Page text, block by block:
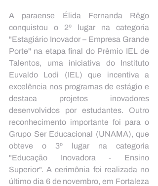
A paraense Élida Fernanda Rêgo
conquistou o 2º lugar na categoria
"Estagiário Inovador – Empresa Grande
Porte" na etapa final do Prêmio IEL de
Talentos, uma iniciativa do Instituto
Euvaldo Lodi (IEL) que incentiva a
excelência nos programas de estágio e
destaca projetos inovadores
desenvolvidos por estudantes. Outro
reconhecimento importante foi para o
Grupo Ser Educacional (UNAMA), que
obteve o 3º lugar na categoria
"Educação Inovadora - Ensino
Superior". A cerimônia foi realizada no
último dia 6 de novembro, em Fortaleza